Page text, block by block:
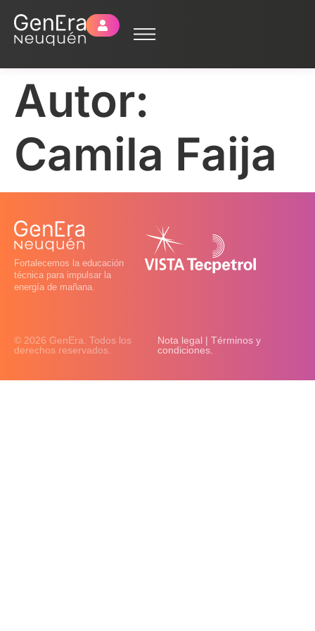
Autor:
Camila Faija
Fortalecemos la educación
técnica para impulsar la
energía de mañana.
© 2026 GenEra. Todos los
derechos reservados.
Nota legal | Términos y
condiciones.